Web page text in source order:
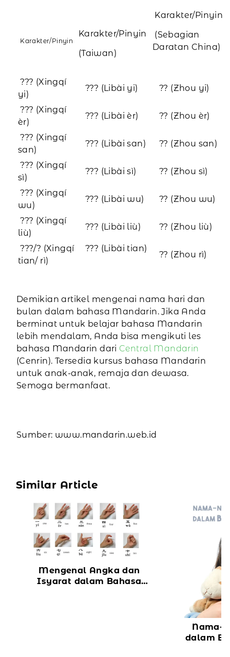
Karakter/Pinyin
Karakter/Pinyin
(Taiwan)
Karakter/Pinyin
(Sebagian
Daratan China)
??? (Xingqí
yi)
??? (Libài yi) ?? (Zhou yi)
??? (Xingqí
èr)
??? (Libài èr) ?? (Zhou èr)
??? (Xingqí
san)
??? (Libài san) ?? (Zhou san)
??? (Xingqí
sì)
??? (Libài sì) ?? (Zhou sì)
??? (Xingqí
wu)
??? (Libài wu) ?? (Zhou wu)
??? (Xingqí
liù)
??? (Libài liù) ?? (Zhou liù)
???/? (Xingqí
tian/ rì)
??? (Libài tian)
?? (Zhou rì)
Demikian artikel mengenai nama hari dan
bulan dalam bahasa Mandarin. Jika Anda
berminat untuk belajar bahasa Mandarin
lebih mendalam, Anda bisa mengikuti les
bahasa Mandarin dari Central Mandarin
(Cenrin). Tersedia kursus bahasa Mandarin
untuk anak-anak, remaja dan dewasa.
Semoga bermanfaat.
Sumber: www.mandarin.web.id
Similar Article
Mengenal Angka dan
Isyarat dalam Bahasa
Nama-
dalam